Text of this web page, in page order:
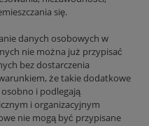
się.
danych osobowych w
nie można już przypisać
bez dostarczenia
że takie dodatkowe
i podlegają
i organizacyjnym
nie mogą być przypisane